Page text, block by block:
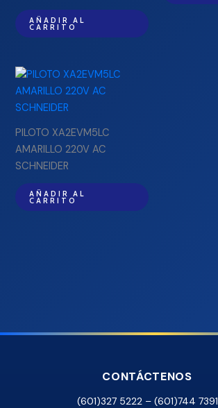
AÑADIR AL
CARRITO
PILOTO XA2EVM5LC
AMARILLO 220V AC
SCHNEIDER
AÑADIR AL
CARRITO
CONTÁCTENOS
(601)327 5222 – (601)744 7391